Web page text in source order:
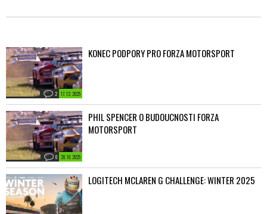
17. 12. 2025
2
KONEC PODPORY PRO FORZA MOTORSPORT
28. 10. 2025
0
PHIL SPENCER O BUDOUCNOSTI FORZA
MOTORSPORT
LOGITECH MCLAREN G CHALLENGE: WINTER 2025